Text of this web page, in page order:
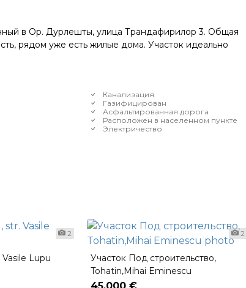
в Ор. Дурлешты, улица Трандафирилор 3. Общая
рядом уже есть жилые дома. Участок идеально
Канализация
Газифицирован
Асфальтированная дорога
Расположен в населенном пункте
Электричество
2
Lupu
2
Участок Под строительство,
Tohatin,Mihai Eminescu